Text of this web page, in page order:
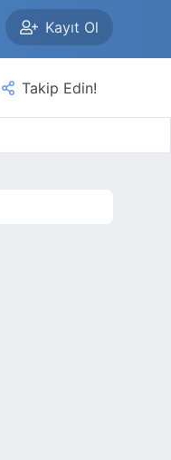
Kayıt Ol
Takip Edin!